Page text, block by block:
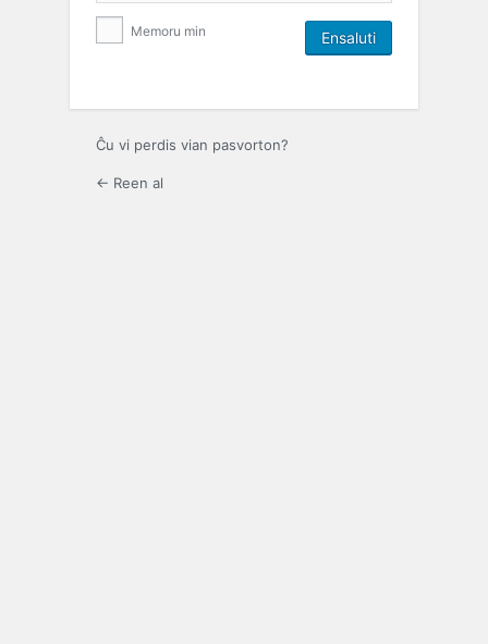
Memoru min
Ĉu vi perdis vian pasvorton?
← Reen al